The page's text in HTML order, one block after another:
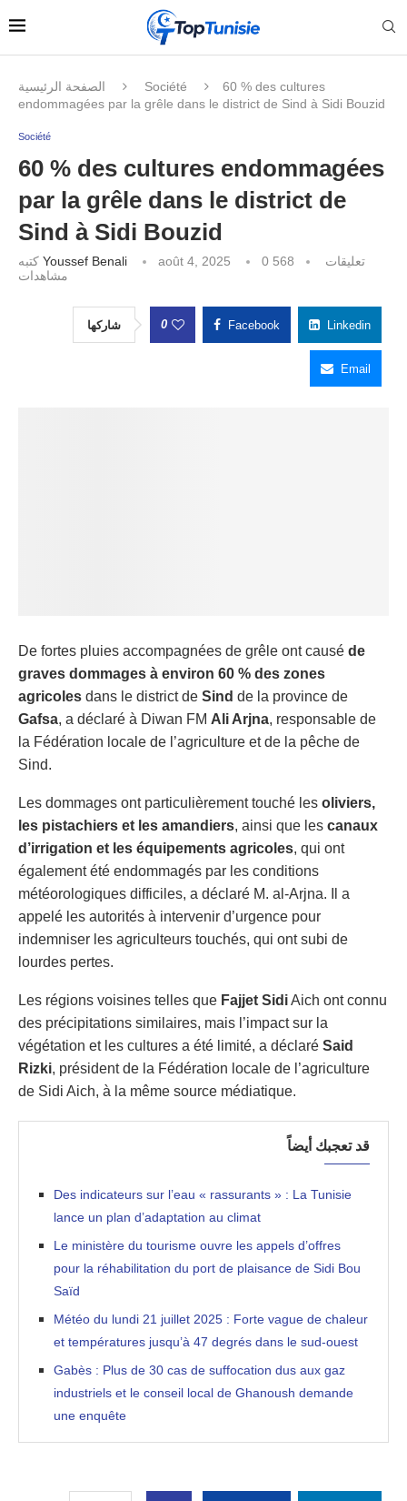
الصفحة الرئيسية Société
60 % des cultures
endommagées par la grêle dans le district de Sind à Sidi Bouzid
Société
60 % des cultures endommagées
par la grêle dans le district de
Sind à Sidi Bouzid
Youssef Benali août 4, 2025 0 تعليقات
568
مشاهدات
شاركها 0 Facebook Linkedin
Email
De fortes pluies accompagnées de grêle ont causé de
graves dommages à environ 60 % des zones
agricoles dans le district de Sind de la province de
Gafsa, a déclaré à Diwan FM Ali Arjna, responsable de
la Fédération locale de l’agriculture et de la pêche de
Sind.
Les dommages ont particulièrement touché les oliviers,
les pistachiers et les amandiers, ainsi que les canaux
d’irrigation et les équipements agricoles, qui ont
également été endommagés par les conditions
météorologiques difficiles, a déclaré M. al-Arjna. Il a
appelé les autorités à intervenir d’urgence pour
indemniser les agriculteurs touchés, qui ont subi de
lourdes pertes.
Les régions voisines telles que Fajjet SidiAich ont connu
des précipitations similaires, mais l’impact sur la
végétation et les cultures a été limité, a déclaré Said
Rizki, président de la Fédération locale de l’agriculture
de Sidi Aich, à la même source médiatique.
قد تعجبك أيضاً
Des indicateurs sur l’eau « rassurants » : La Tunisie
lance un plan d’adaptation au climat
Le ministère du tourisme ouvre les appels d’offres
pour la réhabilitation du port de plaisance de Sidi Bou
Saïd
Météo du lundi 21 juillet 2025 : Forte vague de chaleur
et températures jusqu’à 47 degrés dans le sud-ouest
Gabès : Plus de 30 cas de suffocation dus aux gaz
industriels et le conseil local de Ghanoush demande
une enquête